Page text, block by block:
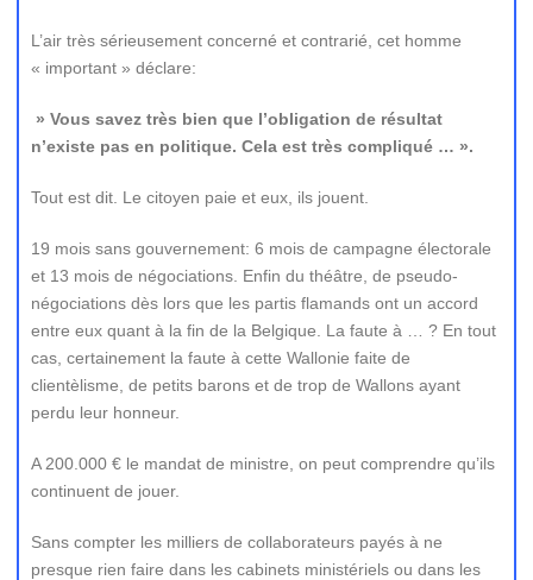
L’air très sérieusement concerné et contrarié, cet homme
« important » déclare:
» Vous savez très bien que l’obligation de résultat
n’existe pas en politique. Cela est très compliqué … ».
Tout est dit. Le citoyen paie et eux, ils jouent.
19 mois sans gouvernement: 6 mois de campagne électorale
et 13 mois de négociations. Enfin du théâtre, de pseudo-
négociations dès lors que les partis flamands ont un accord
entre eux quant à la fin de la Belgique. La faute à … ? En tout
cas, certainement la faute à cette Wallonie faite de
clientèlisme, de petits barons et de trop de Wallons ayant
perdu leur honneur.
A 200.000 € le mandat de ministre, on peut comprendre qu’ils
continuent de jouer.
Sans compter les milliers de collaborateurs payés à ne
presque rien faire dans les cabinets ministériels ou dans les